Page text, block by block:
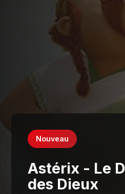
Nouveau
Astérix - Le
des Dieux